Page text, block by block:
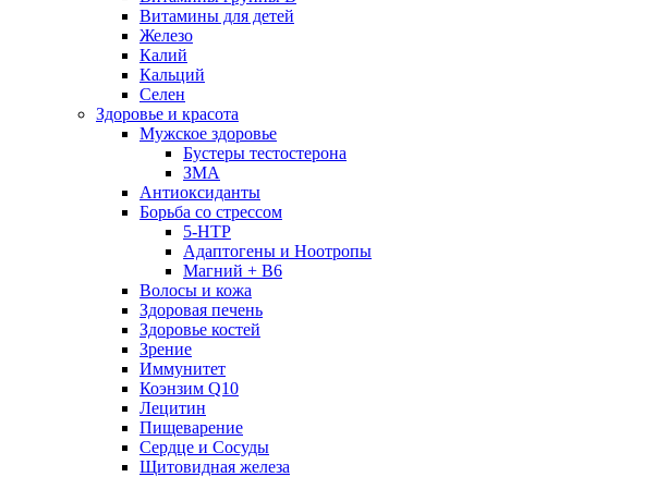
Витамины для детей
Железо
Калий
Кальций
Селен
Здоровье и красота
Мужское здоровье
Бустеры тестостерона
ЗМА
Антиоксиданты
Борьба со стрессом
5-HTP
Адаптогены и Ноотропы
Магний + В6
Волосы и кожа
Здоровая печень
Здоровье костей
Зрение
Иммунитет
Коэнзим Q10
Лецитин
Пищеварение
Сердце и Сосуды
Щитовидная железа